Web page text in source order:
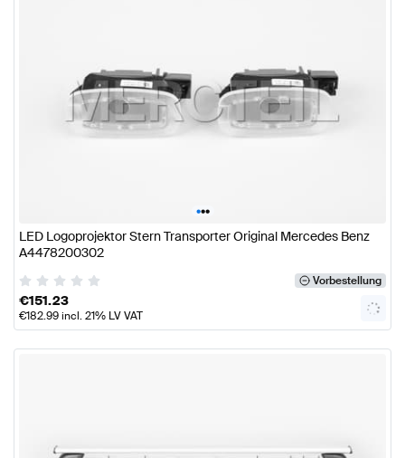
•••
LED Logoprojektor Stern Transporter Original Mercedes Benz
A4478200302
Vorbestellung
€151.23
€182.99incl. 21% LV VAT